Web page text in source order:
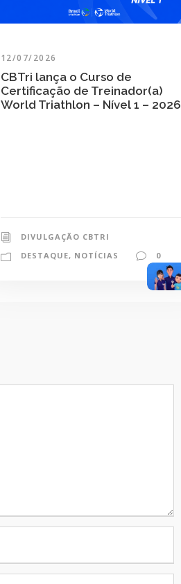
12/07/2026
CBTri lança o Curso de
Certificação de Treinador(a)
World Triathlon – Nível 1 – 2026
DIVULGAÇÃO CBTRI
DESTAQUE, NOTÍCIAS 0